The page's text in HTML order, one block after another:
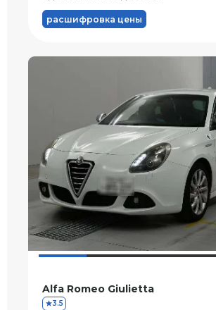
расшифровка цены
Alfa Romeo Giulietta
3.5